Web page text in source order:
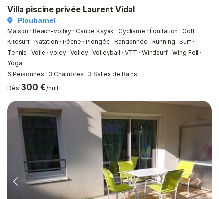
Villa piscine privée Laurent Vidal
Plouharnel
Maison · Beach-volley · Canoë Kayak · Cyclisme · Équitation · Golf ·
Kitesurf · Natation · Pêche · Plongée · Randonnée · Running · Surf ·
Tennis · Voile · voley · Volley · Volleyball · VTT · Windsurf · Wing Foil ·
Yoga
6 Personnes · 3 Chambres · 3 Salles de Bains
Dès 300 €/nuit